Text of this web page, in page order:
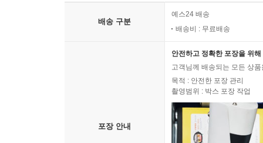
배송 구분
예스24 배송
배송비 : 무료배송
포장 안내
안전하고 정확한 포장을 위
고객님께 배송되는 모든 상
목적 : 안전한 포장 관리
촬영범위 : 박스 포장 작업